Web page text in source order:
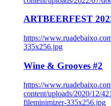
ARTBEERFEST
https://
335x256.jpg
Wine & Grooves #2
https://
content/uploads/2020/12/
fileminimizer-335x256.jpg